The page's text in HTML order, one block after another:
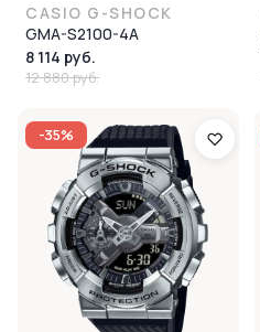
CASIO G-SHOCK
GMA-S2100-4A
8 114 руб.
12 880 руб.
-35%